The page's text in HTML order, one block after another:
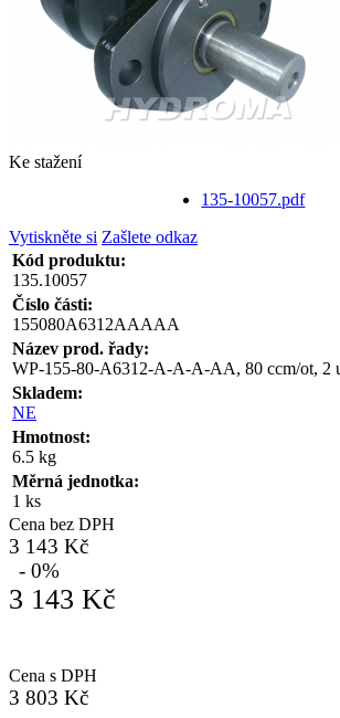
Ke stažení
135-10057.pdf
Vytiskněte si Zašlete odkaz
Kód produktu:
135.10057
Číslo části:
155080A6312AAAAA
Název prod. řady:
WP-155-80-A6312-A-A-A-AA, 80 ccm/ot, 2
Skladem:
NE
Hmotnost:
6.5 kg
Měrná jednotka:
1 ks
Cena bez DPH
3 143 Kč
- 0%
3 143 Kč
Cena s DPH
3 803 Kč